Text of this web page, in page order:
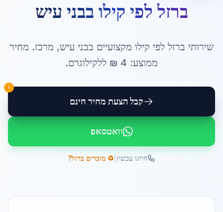
ברזל לפי קילו בבני עיש
שירותי ברזל לפי קילו מקצועיים בבני עיש, מרכז. מחיר
ממוצע: 4 ₪ ללקילוגרם.
קבל הצעת מחיר חינם
!
וואטסאפ
חייגו עכשיו ♻️ מוכרים ברזל?